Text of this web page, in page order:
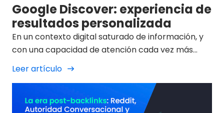
Google Discover: experiencia de
resultados personalizada
En un contexto digital saturado de información, y
con una capacidad de atención cada vez más
limitada, el usuario de motores de búsqueda como
estructurada a la hora de realizar una consulta.
Leer artículo